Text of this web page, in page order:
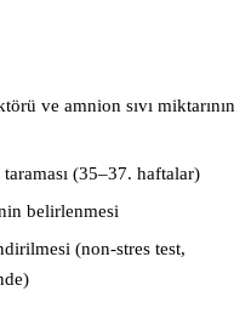
ve amnion sıvı miktarının
(35–37. haftalar)
belirlenmesi
(non-stres test,